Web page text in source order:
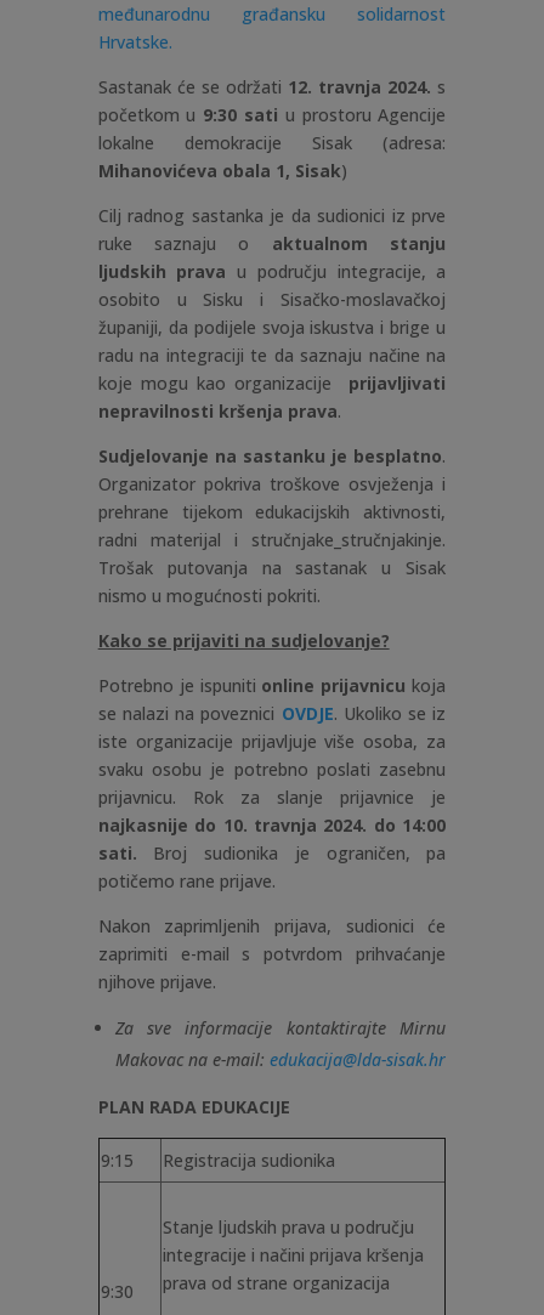
međunarodnu građansku solidarnost
Hrvatske.
Sastanak će se održati 12. travnja 2024. s
početkom u 9:30 sati u prostoru Agencije
lokalne demokracije Sisak (adresa:
Mihanovićeva obala 1, Sisak)
Cilj radnog sastanka je da sudionici iz prve
ruke saznaju o aktualnom stanju
ljudskih prava u području integracije, a
osobito u Sisku i Sisačko-moslavačkoj
županiji, da podijele svoja iskustva i brige u
radu na integraciji te da saznaju načine na
koje mogu kao organizacije prijavljivati
nepravilnosti kršenja prava.
Sudjelovanje na sastanku je besplatno.
Organizator pokriva troškove osvježenja i
prehrane tijekom edukacijskih aktivnosti,
radni materijal i stručnjake_stručnjakinje.
Trošak putovanja na sastanak u Sisak
nismo u mogućnosti pokriti.
Kako se prijaviti na sudjelovanje?
Potrebno je ispuniti online prijavnicu koja
se nalazi na poveznici OVDJE. Ukoliko se iz
iste organizacije prijavljuje više osoba, za
svaku osobu je potrebno poslati zasebnu
prijavnicu. Rok za slanje prijavnice je
najkasnije do 10. travnja 2024. do 14:00
sati. Broj sudionika je ograničen, pa
potičemo rane prijave.
Nakon zaprimljenih prijava, sudionici će
zaprimiti e-mail s potvrdom prihvaćanje
njihove prijave.
Za sve informacije kontaktirajte Mirnu
Makovac na e-mail: edukacija@lda-sisak.hr
PLAN RADA EDUKACIJE
9:15 Registracija sudionika
9:30
Stanje ljudskih prava u području
integracije i načini prijava kršenja
prava od strane organizacija